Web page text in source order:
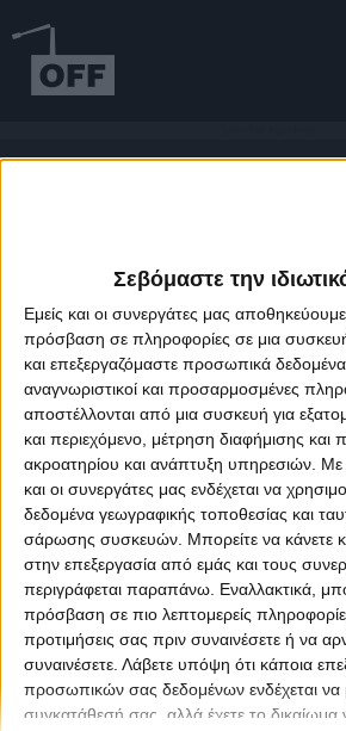
Σεβόμαστε την
Εμείς και οι συνεργάτες μας
πρόσβαση σε πληροφορίες σε μια
και επεξεργαζόμαστε προσωπικά
αναγνωριστικοί και προσαρμοσμένες
αποστέλλονται από μια συσκευή για
και περιεχόμενο, μέτρηση διαφήμισης και
ακροατηρίου και ανάπτυξη υπηρεσιών. Με
και οι συνεργάτες μας ενδέχεται να
δεδομένα γεωγραφικής τοποθεσίας και
σάρωσης συσκευών. Μπορείτε να κάνετε
στην επεξεργασία από εμάς και τους
περιγράφεται παραπάνω. Εναλλακτικά,
πρόσβαση σε πιο λεπτομερείς
προτιμήσεις σας πριν συναινέσετε ή να
συναινέσετε. Λάβετε υπόψη ότι κάποια
προσωπικών σας δεδομένων ενδέχεται να
συγκατάθεσή σας, αλλά έχετε το δικαίωμα
About Offradio Business Class Terms &
Designed & developed byporcupine colors